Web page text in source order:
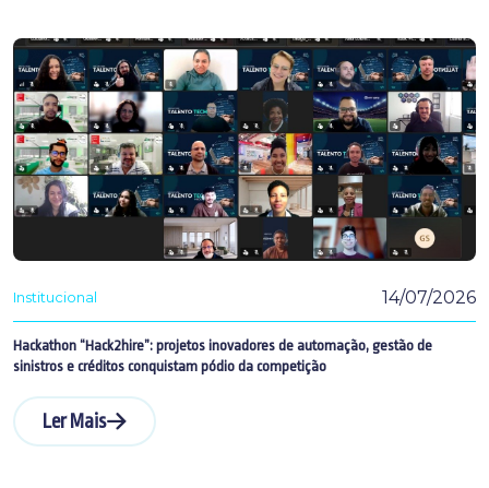
Institucional 14/07/2026
Hackathon “Hack2hire”: projetos inovadores de automação, gestão de
sinistros e créditos conquistam pódio da competição
Ler Mais